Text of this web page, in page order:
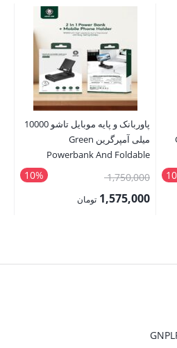
پاوربانک و پایه موبایل تاشو 10000
میلی آمپرگرین Green
Powerbank And Foldable
10% 1,750,000قیمت
اصلی:1,575,000 تومان